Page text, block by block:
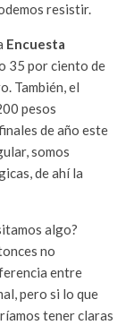
resistir.
Encuesta
35 por ciento de
También, el
pesos
de año este
somos
de ahí la
algo?
no
entre
pero si lo que
tener claras